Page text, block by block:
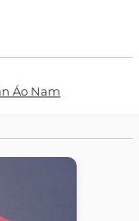
Áo Nam